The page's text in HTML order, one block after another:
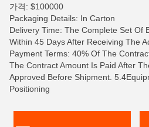
가격: $100000
Packaging Details: In Carton
Delivery Time: The Complete Set Of
Within 45 Days After Receiving The
Payment Terms: 40% Of The
The Contract Amount Is Paid After
Approved Before Shipment.
Positioning